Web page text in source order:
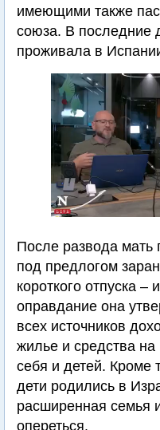
имеющими также
союза. В последние
проживала в
После развода мать
под предлогом
короткого отпуска –
оправдание она
всех источников
жилье и средства
себя и детей. Кроме
дети родились в
расширенная семья
опереться.